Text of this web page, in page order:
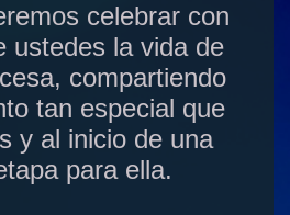
celebrar con
ustedes la vida de
compartiendo
tan especial que
y al inicio de una
para ella.